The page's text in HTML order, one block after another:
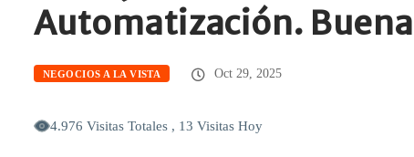
Automatización.
NEGOCIOS A LA VISTA Oct 29, 2025
4.976 Visitas Totales , 13 Visitas Hoy